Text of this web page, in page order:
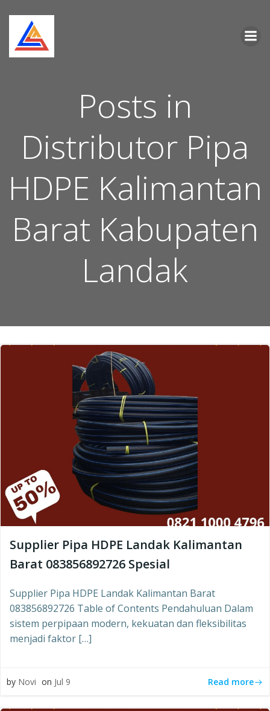
Posts in
Distributor Pipa
HDPE Kalimantan
Barat Kabupaten
Landak
Supplier Pipa HDPE Landak Kalimantan
Barat 083856892726 Spesial
Supplier Pipa HDPE Landak Kalimantan Barat
083856892726 Table of Contents Pendahuluan Dalam
sistem perpipaan modern, kekuatan dan fleksibilitas
menjadi faktor […]
by Novi on Jul 9 Read more